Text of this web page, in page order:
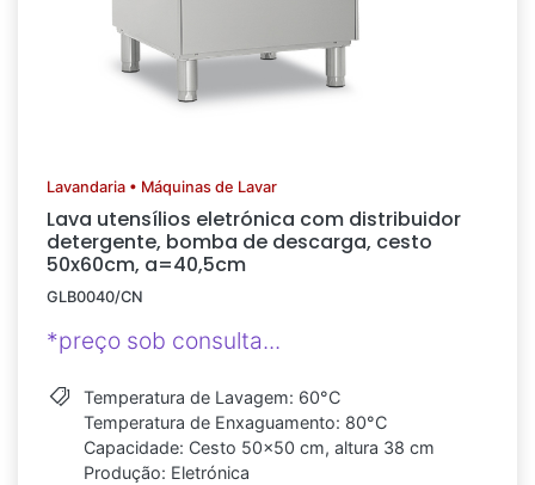
Lavandaria • Máquinas de Lavar
Lava utensílios eletrónica com distribuidor
detergente, bomba de descarga, cesto
50x60cm, a=40,5cm
GLB0040/CN
*preço sob consulta...
Temperatura de Lavagem: 60°C
Temperatura de Enxaguamento: 80°C
Capacidade: Cesto 50x50 cm, altura 38 cm
Produção: Eletrónica